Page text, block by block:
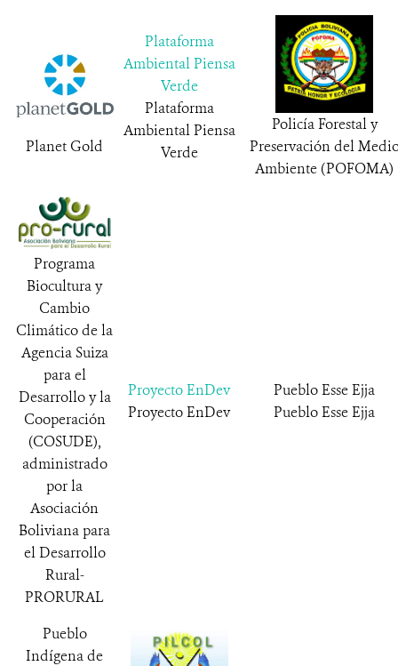
Planet Gold
Plataforma
Ambiental Piensa
Verde
Plataforma
Ambiental Piensa
Verde
Policía Forestal y
Preservación del
Ambiente (POFOMA)
Programa
Biocultura y
Cambio
Climático de la
Agencia Suiza
para el
Desarrollo y la
Cooperación
(COSUDE),
administrado
por la
Asociación
Boliviana para
el Desarrollo
Rural-
PRORURAL
Proyecto EnDev
Proyecto EnDev
Pueblo Esse Ejja
Pueblo Esse Ejja
Pueblo
Indígena de